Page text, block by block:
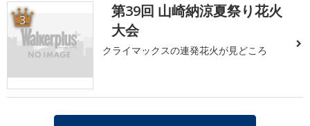
3
第39回 山崎納涼夏祭り花火
大会
クライマックスの連発花火が見どころ